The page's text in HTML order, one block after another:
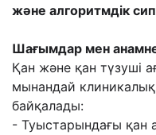
жəне алгоритмдік
Шағымдар мен
Қан жəне қан түзуші
мынандай клиникалық
байқалады:
- Туыстарындағы қан